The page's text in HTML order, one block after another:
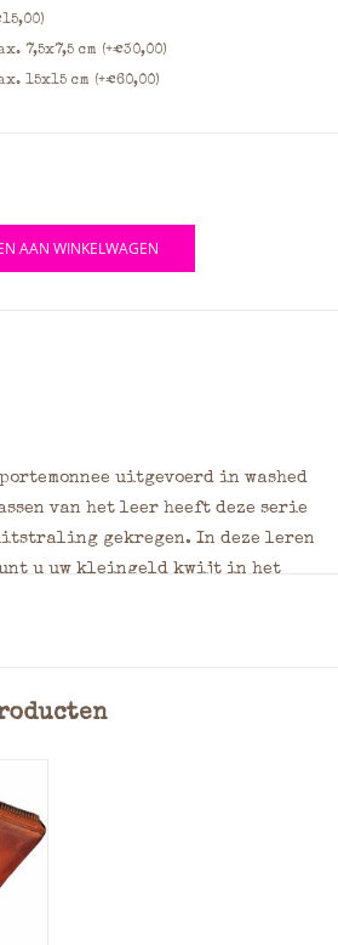
7,5x7,5 cm (+€30,00)
15x15 cm (+€60,00)
AAN WINKELWAGEN
uitgevoerd in washed
van het leer heeft deze serie
gekregen. In deze leren
u uw kleingeld kwijt in het
voor briefgeld
afsluitbaar dmv rits
rundleer
cm (Hoogte x Breedte x Dikte)
of zwart